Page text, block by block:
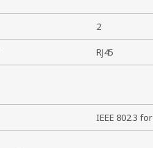
2
RJ45
IEEE 802.3